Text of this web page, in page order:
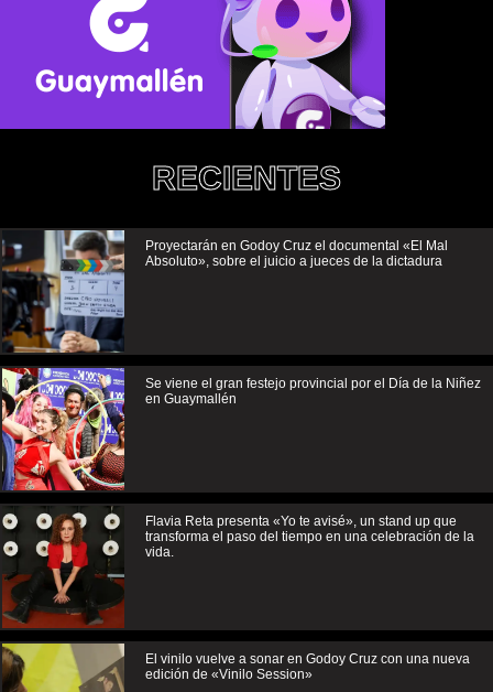
RECIENTES
Proyectarán en Godoy Cruz el documental «El Mal
Absoluto», sobre el juicio a jueces de la dictadura
Se viene el gran festejo provincial por el Día de la Niñez
en Guaymallén
Flavia Reta presenta «Yo te avisé», un stand up que
transforma el paso del tiempo en una celebración de la
vida.
El vinilo vuelve a sonar en Godoy Cruz con una nueva
edición de «Vinilo Session»